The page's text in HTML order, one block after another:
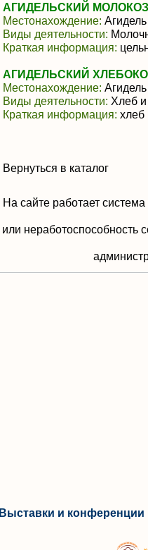
АГИДЕЛЬСКИЙ
Местонахождение: Агидель
Виды деятельности:
Краткая информация:
АГИДЕЛЬСКИЙ
Местонахождение: Агидель
Виды деятельности: Хлеб
Краткая информация: хлеб
Вернуться в каталог
На сайте работает
или неработоспособность
Выставки и конференции